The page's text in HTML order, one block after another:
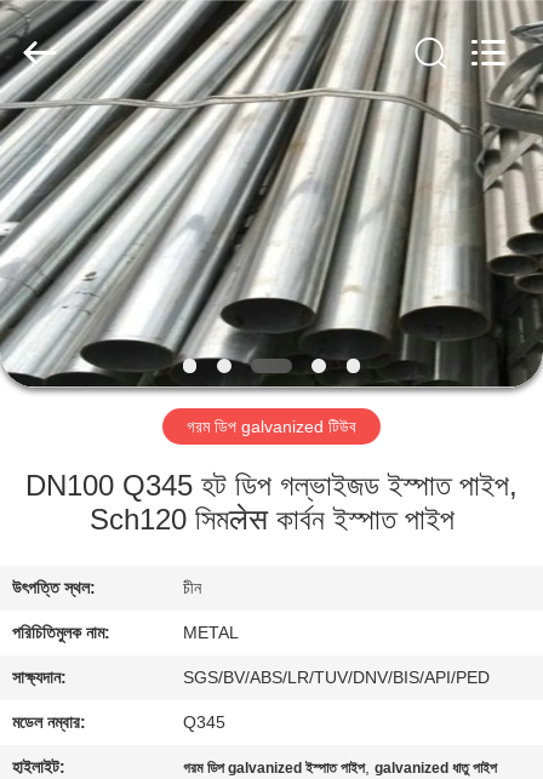
বাড়ি
পণ্য
আমাদের
সম্পর্কে
কারখানা
যোগাযোগ
করুন
খবর
TOBO
STEEL
GROUP
CHINA.
All
Rights
Reserved.
গরম ডিপ galvanized টিউব
DN100 Q345 হট ডিপ গল্ভাইজড ইস্পাত পাইপ,
Sch120 সিমलेस কার্বন ইস্পাত পাইপ
উৎপত্তি স্থল: চীন
পরিচিতিমুলক নাম: METAL
সাক্ষ্যদান: SGS/BV/ABS/LR/TUV/DNV/BIS/API/PED
মডেল নম্বার: Q345
হাইলাইট: গরম ডিপ galvanized ইস্পাত পাইপ,galvanized ধাতু পাইপ